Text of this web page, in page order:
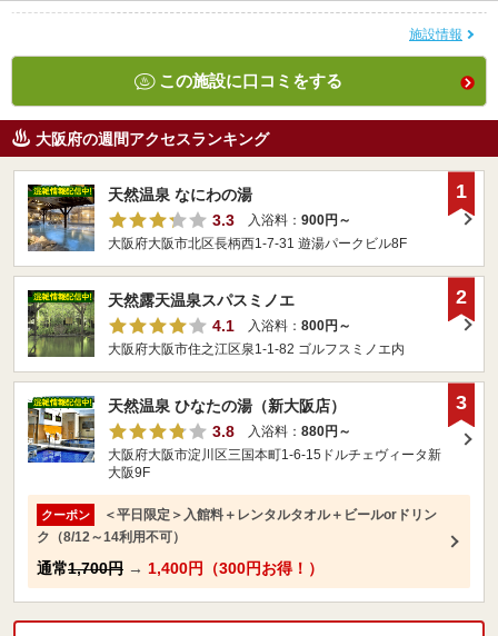
施設情報
この施設に口コミをする
大阪府の週間アクセスランキング
天然温泉 なにわの湯
3.3
入浴料： 900円～
大阪府大阪市北区長柄西1-7-31 遊湯パークビル8F
1
天然露天温泉スパスミノエ
4.1
入浴料： 800円～
大阪府大阪市住之江区泉1-1-82 ゴルフスミノエ内
2
天然温泉 ひなたの湯（新大阪店）
3.8
入浴料： 880円～
大阪府大阪市淀川区三国本町1-6-15ドルチェヴィータ新
大阪9F
クーポン
＜平日限定＞入館料＋レンタルタオル＋ビールorドリン
ク（8/12～14利用不可）
通常1,700円 → 1,400円（300円お得！）
3